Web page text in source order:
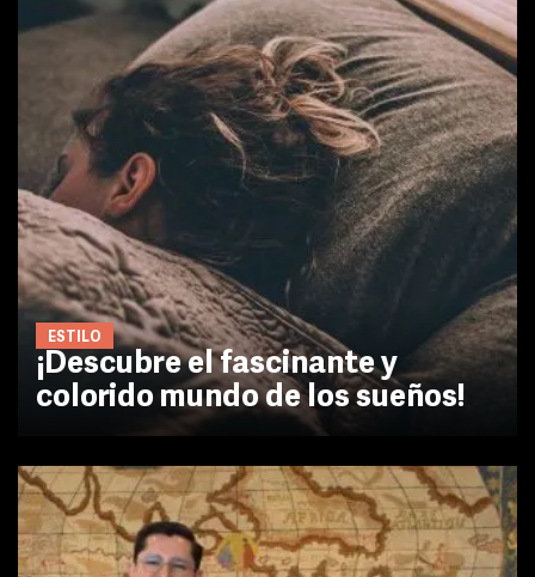
ESTILO
¡Descubre el fascinante y
colorido mundo de los sueños!